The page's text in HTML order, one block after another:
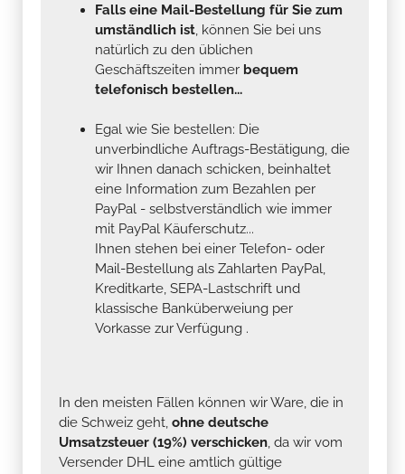
Falls eine Mail-Bestellung für Sie zum
umständlich ist, können Sie bei uns
natürlich zu den üblichen
Geschäftszeiten immer bequem
telefonisch bestellen...
Egal wie Sie bestellen: Die
unverbindliche Auftrags-Bestätigung, die
wir Ihnen danach schicken, beinhaltet
eine Information zum Bezahlen per
PayPal - selbstverständlich wie immer
mit PayPal Käuferschutz...
Ihnen stehen bei einer Telefon- oder
Mail-Bestellung als Zahlarten PayPal,
Kreditkarte, SEPA-Lastschrift und
klassische Banküberweiung per
Vorkasse zur Verfügung .
In den meisten Fällen können wir Ware, die in
die Schweiz geht, ohne deutsche
Umsatzsteuer (19%) verschicken, da wir vom
Versender DHL eine amtlich gültige